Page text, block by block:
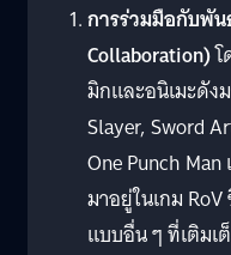
การร่วมมือกับพั
Collaboration)
มิกและอนิเมะดัง
Slayer, Sword
One Punch
มาอยู่ในเกม
แบบอื่น ๆ ที่เติม